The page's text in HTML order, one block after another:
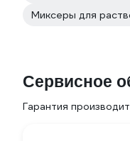
Миксеры для
Сервисное
Гарантия